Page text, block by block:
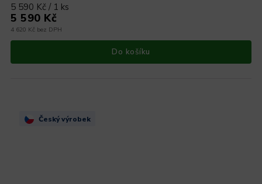
4 620 Kč bez DPH
5 590 Kč
5 590 Kč / 1 ks
Do košíku
Český výrobek